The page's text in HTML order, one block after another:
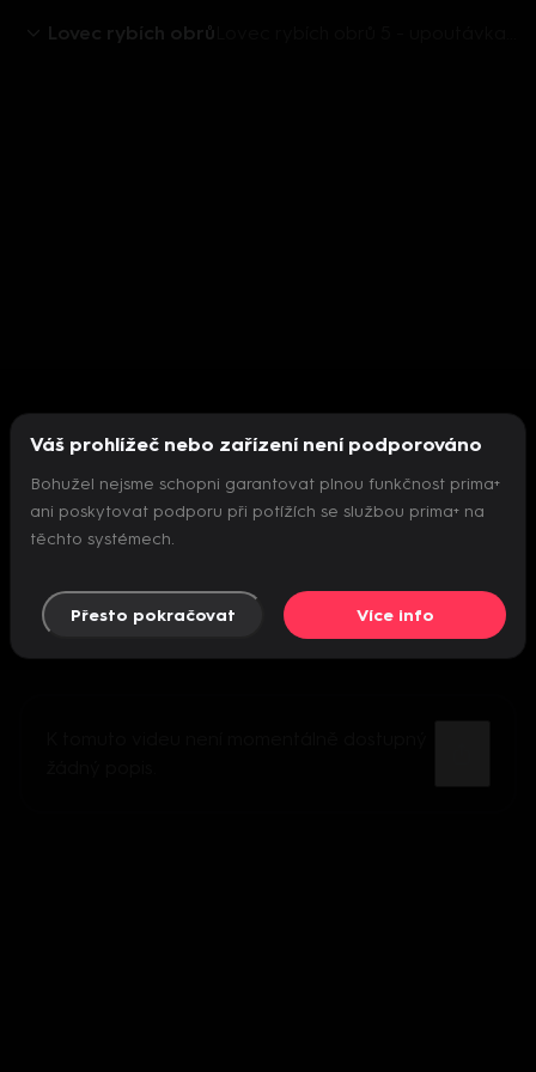
Lovec rybích obrů
Nepodařilo se inicializovat přehrávač
Váš prohlížeč nebo zařízení není podporováno
Bohužel nejsme schopni garantovat plnou funkčnost prima+
ani poskytovat podporu při potížích se službou prima+ na
těchto systémech.
Přesto pokračovat Více info